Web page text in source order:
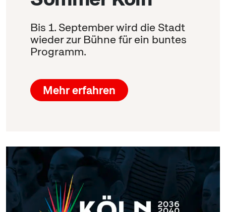
Bis 1. September wird die Stadt
wieder zur Bühne für ein buntes
Programm.
Mehr erfahren